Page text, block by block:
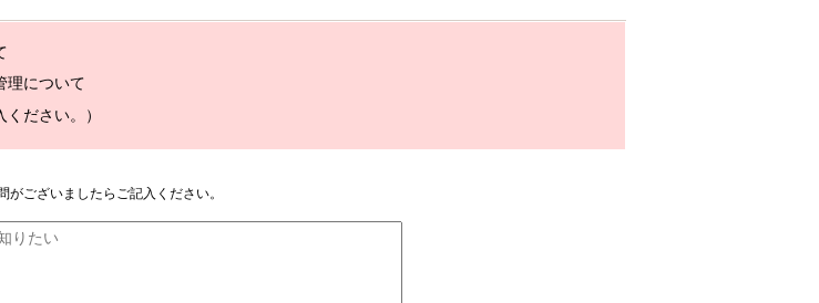
理について
ださい。）
ございましたらご記入ください。